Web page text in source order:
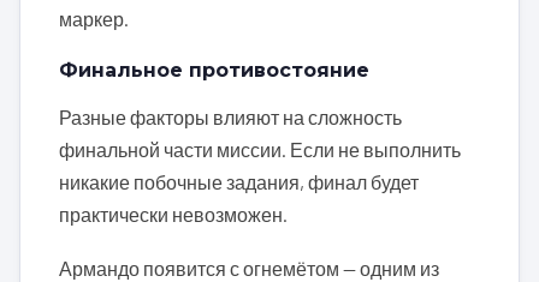
маркер.
Финальное противостояние
Разные факторы влияют на сложность
финальной части миссии. Если не выполнить
никакие побочные задания, финал будет
практически невозможен.
Армандо появится с огнемётом — одним из